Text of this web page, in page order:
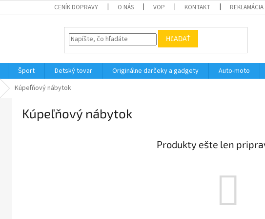
CENÍK DOPRAVY O NÁS VOP KONTAKT REKLAMÁCIA
HĽADAŤ
Šport Detský tovar Originálne darčeky a gadgety Auto-moto
Kúpeľňový nábytok
Kúpeľňový nábytok
Produkty ešte len